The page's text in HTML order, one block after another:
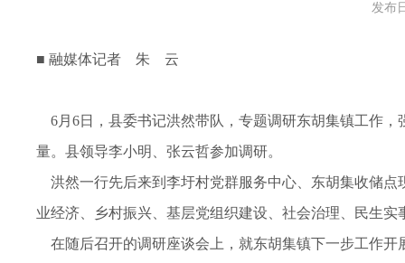
发布
■ 融媒体记者 朱 云
6月6日，县委书记洪然带队，专题调研东胡集镇工作
量。县领导李小明、张云哲参加调研。
洪然一行先后来到李圩村党群服务中心、东胡集收储点
业经济、乡村振兴、基层党组织建设、社会治理、民生实
在随后召开的调研座谈会上，就东胡集镇下一步工作开